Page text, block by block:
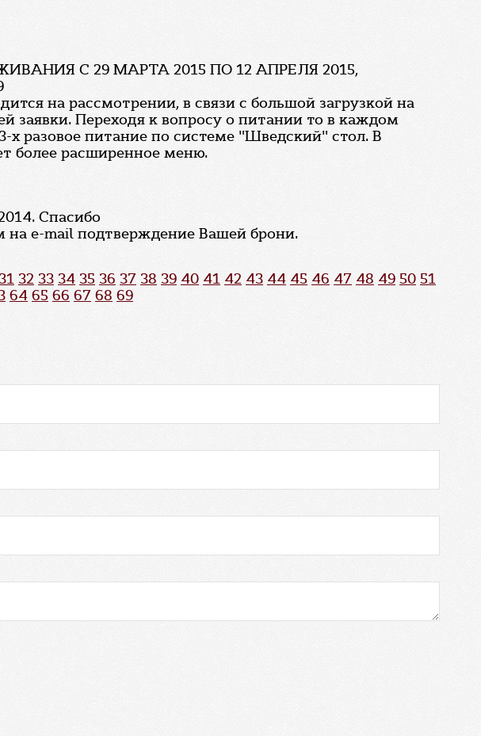
С 29 МАРТА 2015 ПО 12 АПРЕЛЯ 2015,
на рассмотрении, в связи с большой загрузкой на
заявки. Переходя к вопросу о питании то в каждом
х разовое питание по системе "Шведский" стол. В
более расширенное меню.
Спасибо
на e-mail подтверждение Вашей брони.
31 32 33 34 35 36 37 38 39 40 41 42 43 44 45 46 47 48 49 50 51
64 65 66 67 68 69